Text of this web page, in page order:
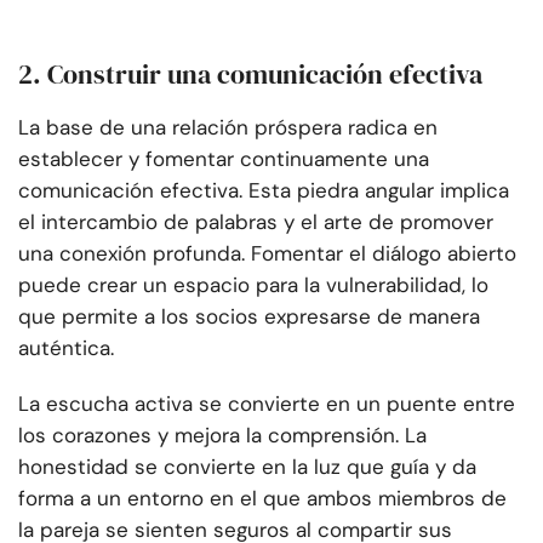
2. Construir una comunicación efectiva
La base de una relación próspera radica en
establecer y fomentar continuamente una
comunicación efectiva. Esta piedra angular implica
el intercambio de palabras y el arte de promover
una conexión profunda. Fomentar el diálogo abierto
puede crear un espacio para la vulnerabilidad, lo
que permite a los socios expresarse de manera
auténtica.
La escucha activa se convierte en un puente entre
los corazones y mejora la comprensión. La
honestidad se convierte en la luz que guía y da
forma a un entorno en el que ambos miembros de
la pareja se sienten seguros al compartir sus